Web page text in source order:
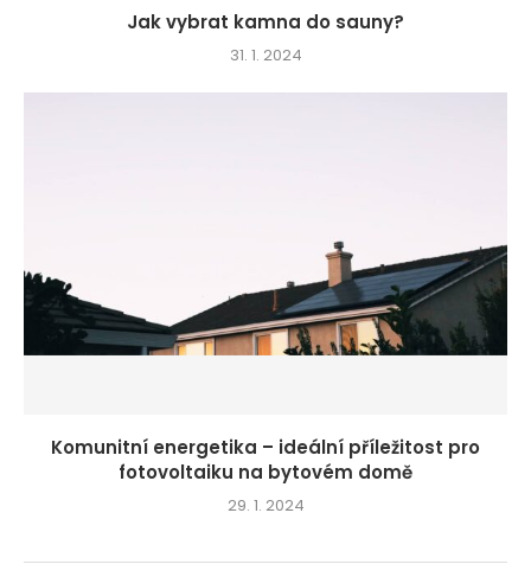
Jak vybrat kamna do sauny?
31. 1. 2024
Komunitní energetika – ideální příležitost pro
fotovoltaiku na bytovém domě
29. 1. 2024